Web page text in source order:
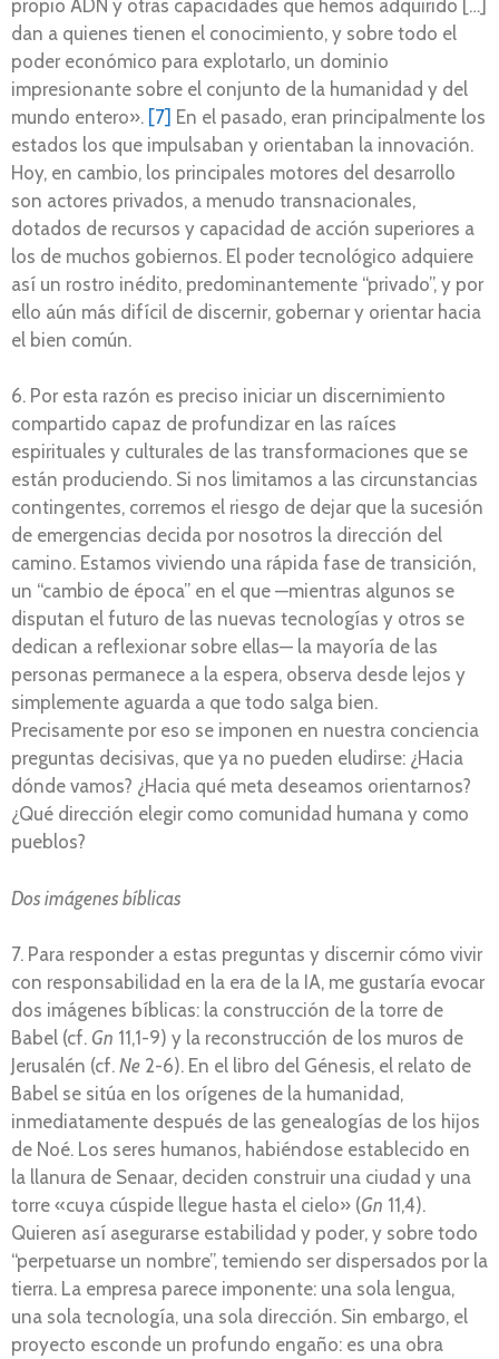
propio ADN y otras capacidades que hemos adquirido […]
dan a quienes tienen el conocimiento, y sobre todo el
poder económico para explotarlo, un dominio
impresionante sobre el conjunto de la humanidad y del
mundo entero». [7] En el pasado, eran principalmente los
estados los que impulsaban y orientaban la innovación.
Hoy, en cambio, los principales motores del desarrollo
son actores privados, a menudo transnacionales,
dotados de recursos y capacidad de acción superiores a
los de muchos gobiernos. El poder tecnológico adquiere
así un rostro inédito, predominantemente “privado”, y por
ello aún más difícil de discernir, gobernar y orientar hacia
el bien común.
6. Por esta razón es preciso iniciar un discernimiento
compartido capaz de profundizar en las raíces
espirituales y culturales de las transformaciones que se
están produciendo. Si nos limitamos a las circunstancias
contingentes, corremos el riesgo de dejar que la sucesión
de emergencias decida por nosotros la dirección del
camino. Estamos viviendo una rápida fase de transición,
un “cambio de época” en el que —mientras algunos se
disputan el futuro de las nuevas tecnologías y otros se
dedican a reflexionar sobre ellas— la mayoría de las
personas permanece a la espera, observa desde lejos y
simplemente aguarda a que todo salga bien.
Precisamente por eso se imponen en nuestra conciencia
preguntas decisivas, que ya no pueden eludirse: ¿Hacia
dónde vamos? ¿Hacia qué meta deseamos orientarnos?
¿Qué dirección elegir como comunidad humana y como
pueblos?
Dos imágenes bíblicas
7. Para responder a estas preguntas y discernir cómo vivir
con responsabilidad en la era de la IA, me gustaría evocar
dos imágenes bíblicas: la construcción de la torre de
Babel (cf. Gn 11,1-9) y la reconstrucción de los muros de
Jerusalén (cf. Ne 2-6). En el libro del Génesis, el relato de
Babel se sitúa en los orígenes de la humanidad,
inmediatamente después de las genealogías de los hijos
de Noé. Los seres humanos, habiéndose establecido en
la llanura de Senaar, deciden construir una ciudad y una
torre «cuya cúspide llegue hasta el cielo» (Gn 11,4).
Quieren así asegurarse estabilidad y poder, y sobre todo
“perpetuarse un nombre”, temiendo ser dispersados por la
tierra. La empresa parece imponente: una sola lengua,
una sola tecnología, una sola dirección. Sin embargo, el
proyecto esconde un profundo engaño: es una obra